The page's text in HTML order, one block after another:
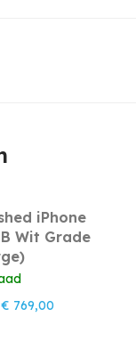
iPhone
Wit Grade
Oorspronkelijke prijs
€ 769,00